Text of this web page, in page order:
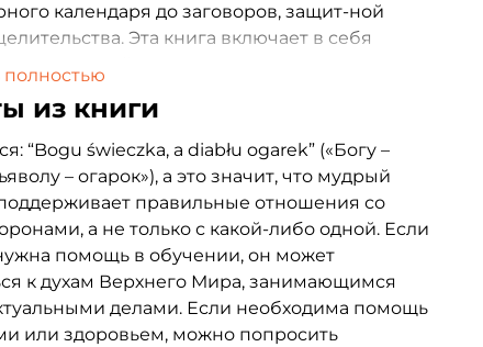
календаря до заговоров, защит-ной
Эта книга включает в себя
наполненный традиционными польскими
так и для представителей диаспоры.
мир под руководством носителя польской
и делая его доступным благодаря
каждого заговора и произносимой
на польском, так и на русском языках,
приглашается к персонализации своего
этот богатый мир народной магии.
полностью
из книги
“Bogu świeczka, a diabłu ogarek” («Богу –
– огарок»), а это значит, что мудрый
правильные отношения со
а не только с какой-либо одной. Если
помощь в обучении, он может
к духам Верхнего Мира, занимающимся
делами. Если необходима помощь
или здоровьем, можно попросить